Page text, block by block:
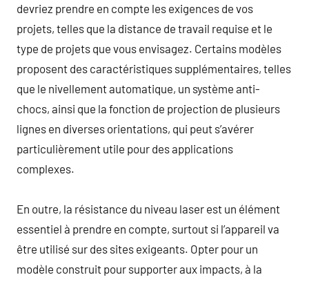
devriez prendre en compte les exigences de vos
projets, telles que la distance de travail requise et le
type de projets que vous envisagez. Certains modèles
proposent des caractéristiques supplémentaires, telles
que le nivellement automatique, un système anti-
chocs, ainsi que la fonction de projection de plusieurs
lignes en diverses orientations, qui peut s’avérer
particulièrement utile pour des applications
complexes.
En outre, la résistance du niveau laser est un élément
essentiel à prendre en compte, surtout si l’appareil va
être utilisé sur des sites exigeants. Opter pour un
modèle construit pour supporter aux impacts, à la